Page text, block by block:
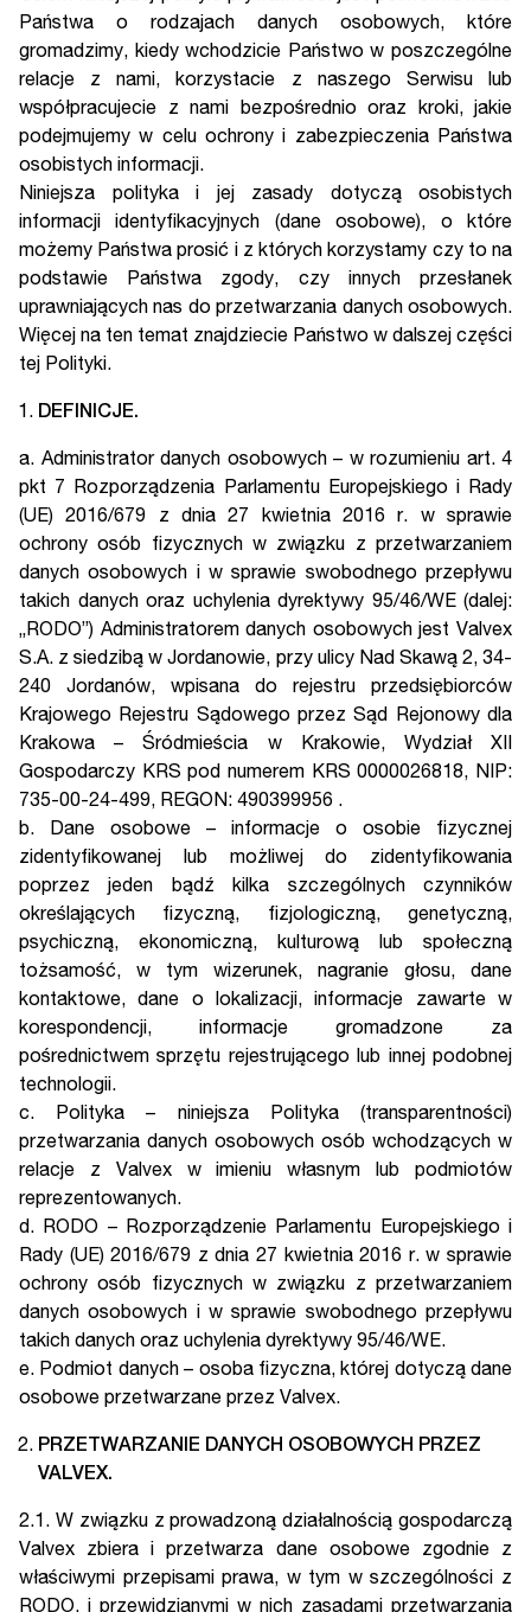
Państwa o rodzajach danych osobowych, które
gromadzimy, kiedy wchodzicie Państwo w poszczególne
relacje z nami, korzystacie z naszego Serwisu lub
współpracujecie z nami bezpośrednio oraz kroki, jakie
podejmujemy w celu ochrony i zabezpieczenia Państwa
osobistych informacji.
Niniejsza polityka i jej zasady dotyczą osobistych
informacji identyfikacyjnych (dane osobowe), o które
możemy Państwa prosić i z których korzystamy czy to na
podstawie Państwa zgody, czy innych przesłanek
uprawniających nas do przetwarzania danych osobowych.
Więcej na ten temat znajdziecie Państwo w dalszej części
tej Polityki.
DEFINICJE.
a. Administrator danych osobowych – w rozumieniu art. 4
pkt 7 Rozporządzenia Parlamentu Europejskiego i Rady
(UE) 2016/679 z dnia 27 kwietnia 2016 r. w sprawie
ochrony osób fizycznych w związku z przetwarzaniem
danych osobowych i w sprawie swobodnego przepływu
takich danych oraz uchylenia dyrektywy 95/46/WE (dalej:
„RODO”) Administratorem danych osobowych jest Valvex
S.A. z siedzibą w Jordanowie, przy ulicy Nad Skawą 2, 34-
240 Jordanów, wpisana do rejestru przedsiębiorców
Krajowego Rejestru Sądowego przez Sąd Rejonowy dla
Krakowa – Śródmieścia w Krakowie, Wydział XII
Gospodarczy KRS pod numerem KRS 0000026818, NIP:
735-00-24-499, REGON: 490399956 .
b. Dane osobowe – informacje o osobie fizycznej
zidentyfikowanej lub możliwej do zidentyfikowania
poprzez jeden bądź kilka szczególnych czynników
określających fizyczną, fizjologiczną, genetyczną,
psychiczną, ekonomiczną, kulturową lub społeczną
tożsamość, w tym wizerunek, nagranie głosu, dane
kontaktowe, dane o lokalizacji, informacje zawarte w
korespondencji, informacje gromadzone za
pośrednictwem sprzętu rejestrującego lub innej podobnej
technologii.
c. Polityka – niniejsza Polityka (transparentności)
przetwarzania danych osobowych osób wchodzących w
relacje z Valvex w imieniu własnym lub podmiotów
reprezentowanych.
d. RODO – Rozporządzenie Parlamentu Europejskiego i
Rady (UE) 2016/679 z dnia 27 kwietnia 2016 r. w sprawie
ochrony osób fizycznych w związku z przetwarzaniem
danych osobowych i w sprawie swobodnego przepływu
takich danych oraz uchylenia dyrektywy 95/46/WE.
e. Podmiot danych – osoba fizyczna, której dotyczą dane
osobowe przetwarzane przez Valvex.
PRZETWARZANIE DANYCH OSOBOWYCH PRZEZ
VALVEX.
2.1. W związku z prowadzoną działalnością gospodarczą
Valvex zbiera i przetwarza dane osobowe zgodnie z
właściwymi przepisami prawa, w tym w szczególności z